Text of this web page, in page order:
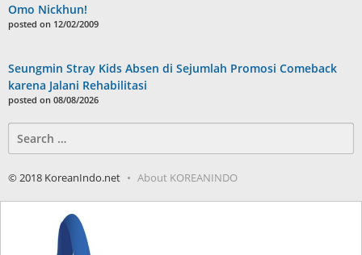
Omo Nickhun!
posted on 12/02/2009
Seungmin Stray Kids Absen di Sejumlah Promosi Comeback
karena Jalani Rehabilitasi
posted on 08/08/2026
for:
© 2018 KoreanIndo.net About KOREANINDO